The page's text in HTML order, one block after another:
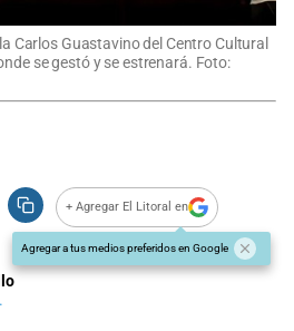
Carlos Guastavino del Centro Cultural
se gestó y se estrenará. Foto:
+ Agregar El Litoral en
Agregar a tus medios preferidos en Google